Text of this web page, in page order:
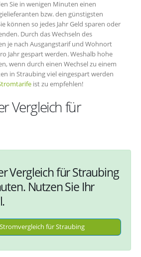
Sie in wenigen Minuten einen
bzw. den günstigsten
können so jedes Jahr Geld sparen oder
Durch das Wechseln des
je nach Ausgangstarif und Wohnort
Jahr gespart werden. Weshalb hohe
wenn durch einen Wechsel zu einem
in Straubing viel eingespart werden
ist zu empfehlen!
Vergleich für
Vergleich für Straubing
Nutzen Sie Ihr
für Straubing